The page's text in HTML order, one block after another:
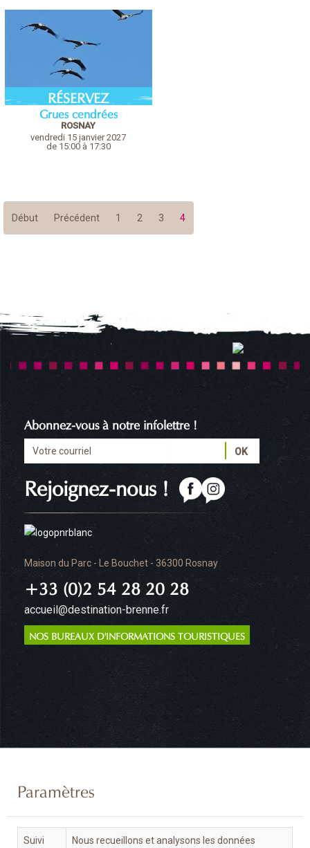
RÉSERVEZ
Grues cendrées
ROSNAY
vendredi 15 janvier 2027
de 15:00 à 17:30
Début Précédent 1 2 3 4
Maison du Parc - Le Bouchet - 36300 Rosnay
+33 (0)2 54 28 20 28
accueil@destination-brenne.fr
NOS BUREAUX D'INFORMATIONS TOURISTIQUES
Rejoignez-nous !
Abonnez-vous à notre infolettre !
Paramètres
Suivi Nous recueillons et analysons les données